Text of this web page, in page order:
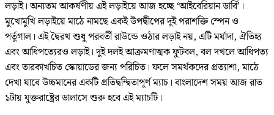
লড়াই। অন্যতম আকর্ষণীয় এই লড়াইয়ে আজ হচ্ছে ‘আইবেরিয়ান ডার্বি’।
মুখোমুখি লড়াইয়ে মাঠে নামছে একই উপদ্বীপের দুই পরাশক্তি স্পেন ও
পর্তুগাল। এই দ্বৈরথ শুধু পরবর্তী রাউন্ডে ওঠার লড়াই নয়, এটি মর্যাদা, ঐতিহ্য
এবং আধিপত্যেরও লড়াই। দুই দলই আক্রমণাত্মক ফুটবল, বল দখলে আধিপত্য
এবং তারকাখচিত স্কোয়াডের জন্য পরিচিত। ফলে সমর্থকদের প্রত্যাশা, মাঠে
দেখা যাবে উচ্চমানের একটি প্রতিদ্বন্দ্বিতাপূর্ণ ম্যাচ। বাংলাদেশ সময় আজ রাত
১টায় যুক্তরাষ্ট্রের ডালাসে শুরু হবে এই ম্যাচটি।